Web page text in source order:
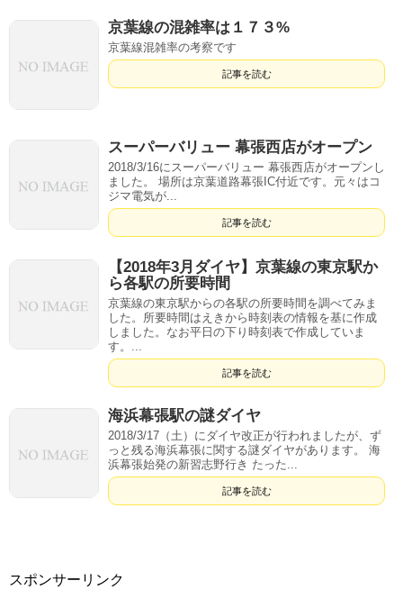
京葉線の混雑率は１７３%
京葉線混雑率の考察です
記事を読む
スーパーバリュー 幕張西店がオープン
2018/3/16にスーパーバリュー 幕張西店がオープンし
ました。 場所は京葉道路幕張IC付近です。元々はコ
ジマ電気が...
記事を読む
【2018年3月ダイヤ】京葉線の東京駅か
ら各駅の所要時間
京葉線の東京駅からの各駅の所要時間を調べてみま
した。所要時間はえきから時刻表の情報を基に作成
しました。なお平日の下り時刻表で作成していま
す。...
記事を読む
海浜幕張駅の謎ダイヤ
2018/3/17（土）にダイヤ改正が行われましたが、ず
っと残る海浜幕張に関する謎ダイヤがあります。 海
浜幕張始発の新習志野行き たった...
記事を読む
スポンサーリンク